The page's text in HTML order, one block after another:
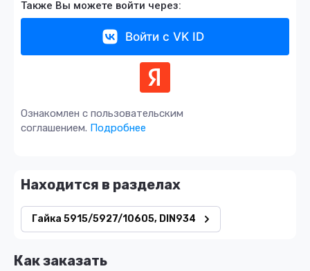
Также Вы можете войти через:
Войти с VK ID
Ознакомлен с пользовательским
соглашением. Подробнее
Находится в разделах
Гайка 5915/5927/10605, DIN934
Как заказать